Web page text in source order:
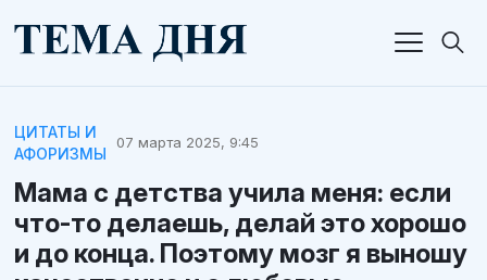
ЦИТАТЫ И
АФОРИЗМЫ
07 марта 2025, 9:45
Мама с детства учила меня: если
что-то делаешь, делай это хорошо
и до конца. Поэтому мозг я выношу